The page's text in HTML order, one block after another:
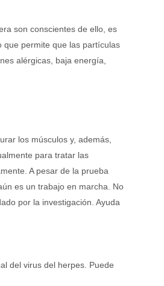
son conscientes de ello, es
que permite que las partículas
alérgicas, baja energía,
los músculos y, además,
para tratar las
A pesar de la prueba
es un trabajo en marcha. No
por la investigación. Ayuda
del virus del herpes. Puede